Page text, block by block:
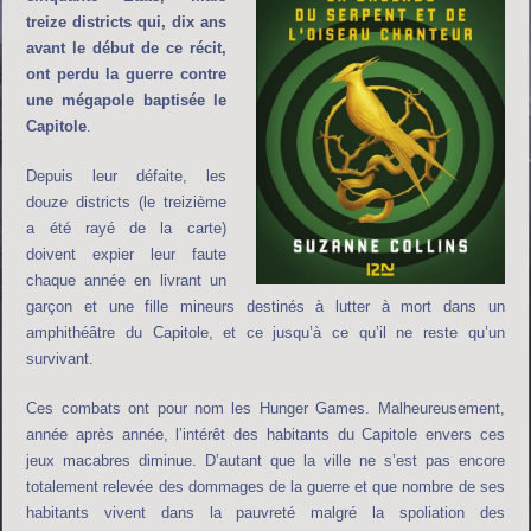
treize districts qui, dix ans
avant le début de ce récit,
ont perdu la guerre contre
une mégapole baptisée le
Capitole
Depuis leur défaite, les
douze districts (le treizième
a été rayé de la carte)
doivent expier leur faute
chaque année en livrant un
garçon et une fille mineurs destinés à lutter à mort dans un
amphithéâtre du Capitole, et ce jusqu’à ce qu’il ne reste qu’un
survivant.
Ces combats ont pour nom les Hunger Games. Malheureusement,
année après année, l’intérêt des habitants du Capitole envers ces
jeux macabres diminue. D’autant que la ville ne s’est pas encore
totalement relevée des dommages de la guerre et que nombre de ses
habitants vivent dans la pauvreté malgré la spoliation des